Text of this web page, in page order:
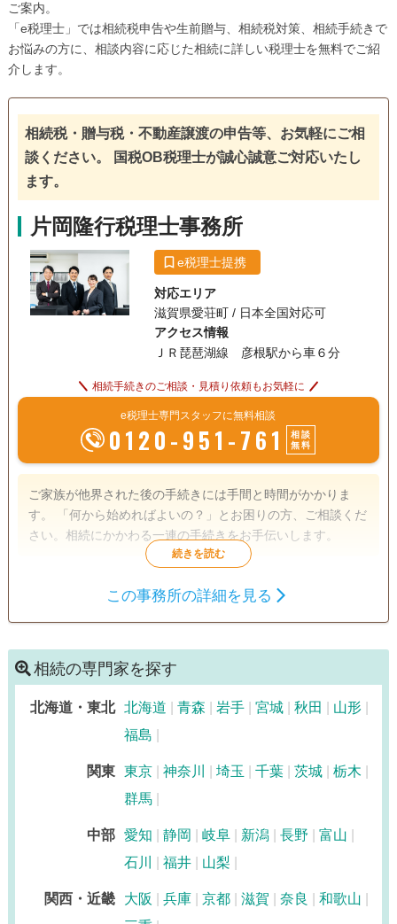
ご案内。
「e税理士」では相続税申告や生前贈与、相続税対策、相続手続きで
お悩みの方に、相談内容に応じた相続に詳しい税理士を無料でご紹
介します。
相続税・贈与税・不動産譲渡の申告等、お気軽にご相
談ください。 国税OB税理士が誠心誠意ご対応いたし
ます。
片岡隆行税理士事務所
e税理士提携
対応エリア
滋賀県愛荘町 / 日本全国対応可
アクセス情報
ＪＲ琵琶湖線 彦根駅から車６分
相続手続きのご相談・見積り依頼もお気軽に
e税理士専門スタッフに無料相談
0120-951-761
相談
無料
ご家族が他界された後の手続きには手間と時間がかかりま
す。 「何から始めればよいの？」とお困りの方、ご相談くだ
さい。相続にかかわる一連の手続きをお手伝いします。
遺産分割
生前贈与（不動産名
義変更）
この事務所の詳細を見る
相続の専門家を探す
北海道・東北 北海道 青森 岩手 宮城 秋田
山形
福島
関東 東京 神奈川 埼玉 千葉 茨城
栃木
群馬
中部 愛知 静岡 岐阜 新潟 長野
富山
石川
福井 山梨
関西・近畿 大阪 兵庫 京都 滋賀 奈良
和歌山